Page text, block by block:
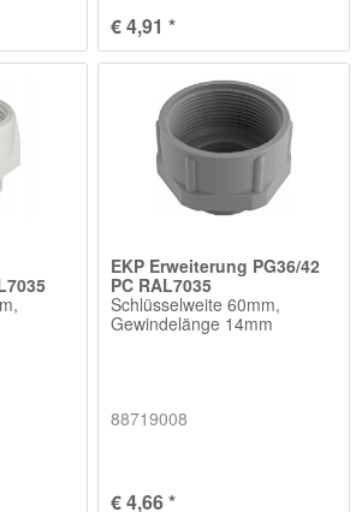
€ 4,91 *
EKP Erweiterung PG36/42
PC RAL7035
Schlüsselweite 60mm,
Gewindelänge 14mm
88719008
€ 4,66 *